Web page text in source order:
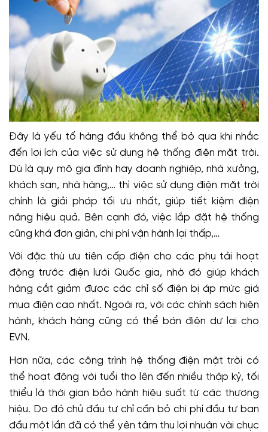
Đây là yếu tố hàng đầu không thể bỏ qua khi nhắc
đến lợi ích của việc sử dụng hệ thống điện mặt trời.
Dù là quy mô gia đình hay doanh nghiệp, nhà xưởng,
khách sạn, nhà hàng,… thì việc sử dụng điện mặt trời
chính là giải pháp tối ưu nhất, giúp tiết kiệm điện
năng hiệu quả. Bên cạnh đó, việc lắp đặt hệ thống
cũng khá đơn giản, chi phí vận hành lại thấp,…
Với đặc thù ưu tiên cấp điện cho các phụ tải hoạt
động trước điện lưới Quốc gia, nhờ đó giúp khách
hàng cắt giảm được các chỉ số điện bị áp mức giá
mua điện cao nhất. Ngoài ra, với các chính sách hiện
hành, khách hàng cũng có thể bán điện dư lại cho
EVN.
Hơn nữa, các công trình hệ thống điện mặt trời có
thể hoạt động với tuổi thọ lên đến nhiều thập kỷ, tối
thiểu là thời gian bảo hành hiệu suất từ các thương
hiệu. Do đó chủ đầu tư chỉ cần bỏ chi phí đầu tư ban
đầu một lần đã có thể yên tâm thu lợi nhuận vài chục